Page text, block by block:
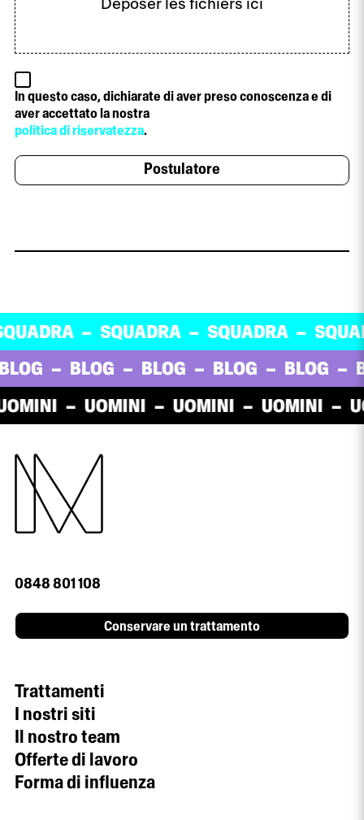
Déposer les fichiers ici
In questo caso, dichiarate di aver preso conoscenza e di
aver accettato la nostra
politica di riservatezza.
SQUADRA SQUADRA
BLOG BLOG BLOG BLOG
UOMINI UOMINI UOMINI
0848 801 108
Conservare un trattamento
Trattamenti
I nostri siti
Il nostro team
Offerte di lavoro
Forma di influenza